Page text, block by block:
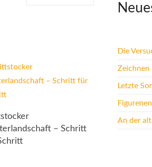
– Schritt
Die
Zeichnen
Letzte
An der